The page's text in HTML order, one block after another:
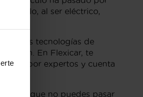
modelo, al ser eléctrico,
últimas tecnologías de
En Flexicar, te
por expertos y cuenta
opción que no puedes pasar